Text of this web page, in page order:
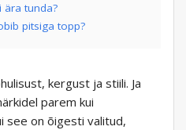
ära tunda?
pitsiga topp?
kergust ja stiili. Ja
parem kui
see on õigesti valitud,